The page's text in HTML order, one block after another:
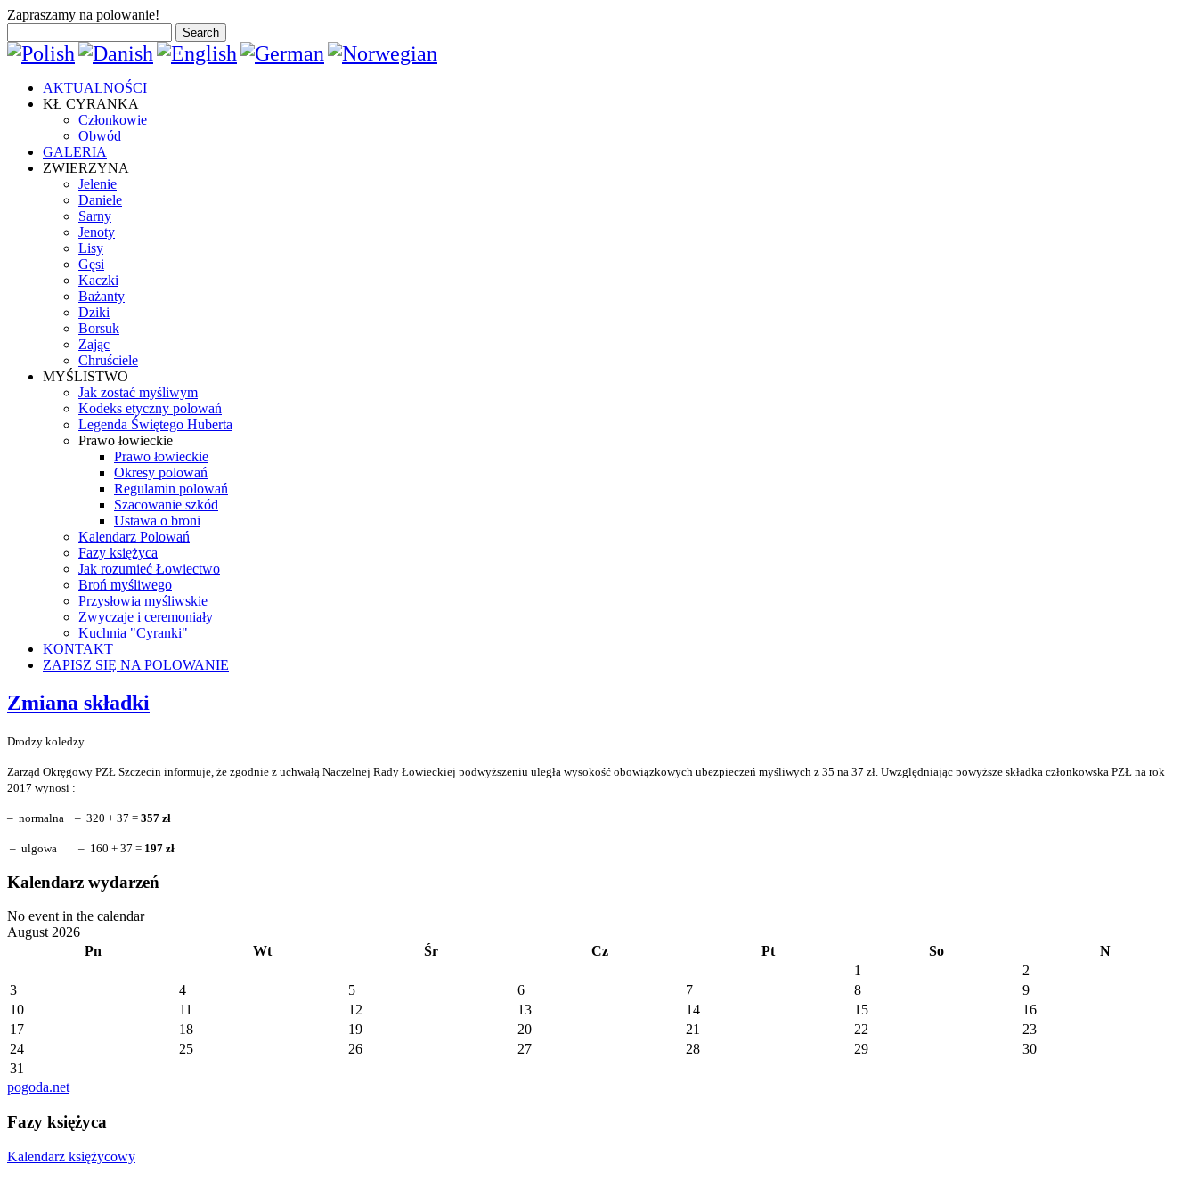
Zapraszamy na polowanie!
AKTUALNOŚCI
KŁ CYRANKA
Członkowie
Obwód
GALERIA
ZWIERZYNA
Jelenie
Daniele
Sarny
Jenoty
Lisy
Gęsi
Kaczki
Bażanty
Dziki
Borsuk
Zając
Chruściele
MYŚLISTWO
Jak zostać myśliwym
Kodeks etyczny polowań
Legenda Świętego Huberta
Prawo łowieckie
Prawo łowieckie
Okresy polowań
Regulamin polowań
Szacowanie szkód
Ustawa o broni
Kalendarz Polowań
Fazy księżyca
Jak rozumieć Łowiectwo
Broń myśliwego
Przysłowia myśliwskie
Zwyczaje i ceremoniały
Kuchnia "Cyranki"
KONTAKT
ZAPISZ SIĘ NA POLOWANIE
Zmiana składki
Drodzy koledzy
Zarząd Okręgowy PZŁ Szczecin informuje, że zgodnie z uchwałą Naczelnej Rady Łowieckiej podwyższeniu uległa wysokość obowiązkowych ubezpieczeń myśliwych z 35 na 37 zł. Uwzględniając powyższe składka członkowska PZŁ na rok
2017 wynosi :
– normalna – 320 + 37 = 357 zł
– ulgowa – 160 + 37 = 197 zł
Kalendarz wydarzeń
No event in the calendar
Year
Month
Year
Month
August 2026
Pn
Wt Śr Cz Pt So
N
1
2
3
4 5 6 7 8
9
10
11 12 13 14 15
16
17
18 19 20 21 22
23
24
25 26 27 28 29
30
31
pogoda.net
Fazy księżyca
Kalendarz księżycowy